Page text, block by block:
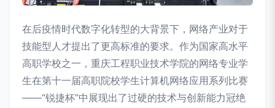
在后疫情时代数字化转型的大背景下，网络产业对于
技能型人才提出了更高标准的要求。作为国家高水平
高职学校之一，重庆工程职业技术学院的网络专业学
生在第十一届高职院校学生计算机网络应用系列比赛
——“锐捷杯”中展现出了过硬的技术与创新能力冠绝